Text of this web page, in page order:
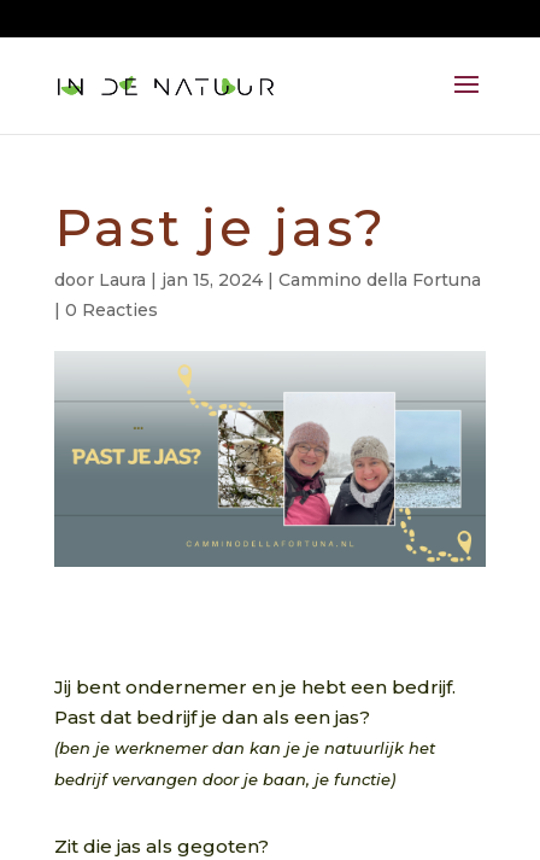
Past je jas?
door Laura | jan 15, 2024| Cammino della Fortuna
| 0 Reacties
Jij bent ondernemer en je hebt een bedrijf.
Past dat bedrijf je dan als een jas?
(ben je werknemer dan kan je je natuurlijk het
bedrijf vervangen door je baan, je functie)
Zit die jas als gegoten?